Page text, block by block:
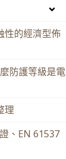
性的經濟型佈
防護等級是電
理
、EN 61537